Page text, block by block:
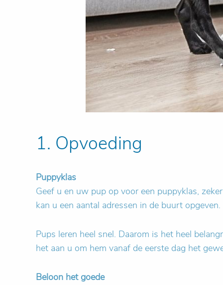
1. Opvoeding
Puppyklas
Geef u en uw pup op voor een puppyklas,
kan u een aantal adressen in de buurt opgeven.
Pups leren heel snel. Daarom is het heel
het aan u om hem vanaf de eerste dag het
Beloon het goede